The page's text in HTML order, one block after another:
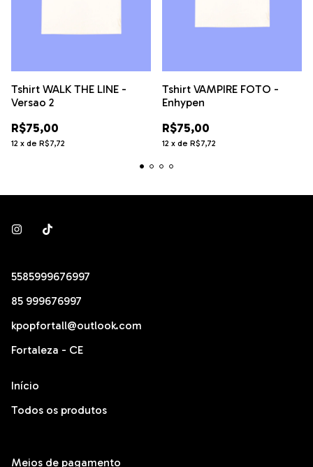
Tshirt WALK THE LINE -
Versao 2
R$75,00
12 x de R$7,72
Tshirt VAMPIRE FOTO -
Enhypen
R$75,00
12 x de R$7,72
5585999676997
85 999676997
kpopfortall@outlook.com
Fortaleza - CE
Início
Todos os produtos
Meios de pagamento